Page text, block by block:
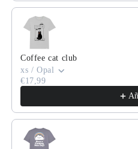
Coffee cat club
xs / Opal
€17,99